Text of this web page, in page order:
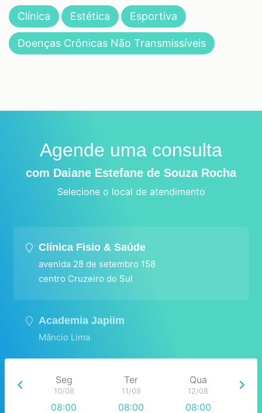
Clínica Estética Esportiva
Doenças Crônicas Não Transmissíveis
Agende uma consulta
com Daiane Estefane de Souza Rocha
Selecione o local de atendimento
Clínica Fisio & Saúde
avenida 28 de setembro 158
centro Cruzeiro do Sul
Academia Japiim
Mâncio Lima
Seg
10/08
08:00
Ter
11/08
08:00
Qua
12/08
08:00